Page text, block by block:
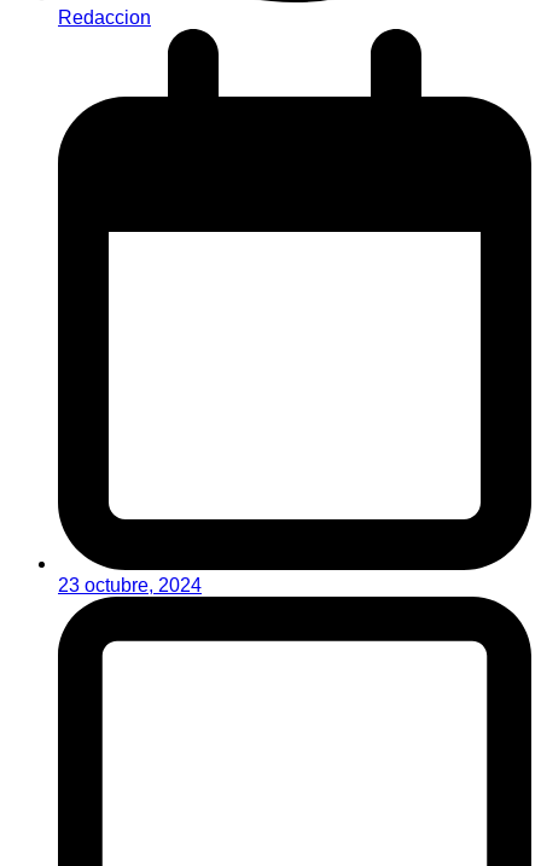
Redaccion
23 octubre, 2024